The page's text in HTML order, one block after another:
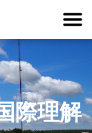
際理解